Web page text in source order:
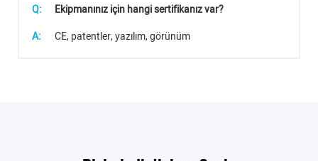
Q:
Ekipmanınız için hangi sertifikanız var?
A:
CE, patentler, yazılım, görünüm